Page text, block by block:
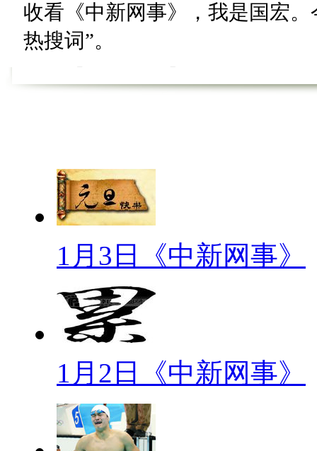
收看《中新网事》，我是国宏
热搜词”。
生源吗？近日，记者在大学生
胜数，甚至有人大学生在简历
【另类寒假作业】
放寒假了，长春各小学另类
玩，目的：体会团队的含义。
趣爱好。每人学会一道菜，目
作业适合孩子吗？
【亚洲最丑明星】
近日一份由某纸媒评选的“亚
1月3日《中新网事》
1月2日《中新网事》